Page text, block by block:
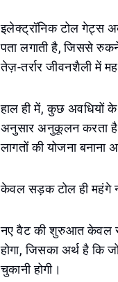
इलेक्ट्रॉनिक टोल गेट्स
पता लगाती है, जिससे
तेज़-तर्रार जीवनशैली में
हाल ही में, कुछ अवधियों के
अनुसार अनुकूलन करता है।
लागतों की योजना बनाना
केवल सड़क टोल ही महंगे
नए वैट की शुरुआत केवल
होगा, जिसका अर्थ है कि
चुकानी होगी।